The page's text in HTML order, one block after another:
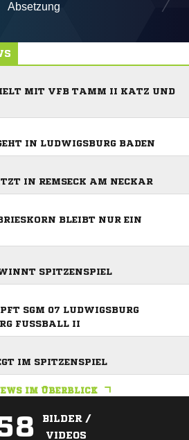
Absetzung
MIT VFB TAMM II KATZ UND
IN LUDWIGSBURG BADEN
IN REMSECK AM NECKAR
BLEIBT NUR EIN
SPITZENSPIEL
SGM 07 LUDWIGSBURG
FUSSBALL II
IM SPITZENSPIEL
IM ÜBERBLICK
BILDER /
VIDEOS